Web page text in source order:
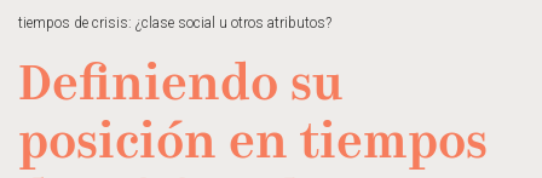
tiempos de crisis: ¿clase social u otros atributos?
Definiendo su
posición en tiempos